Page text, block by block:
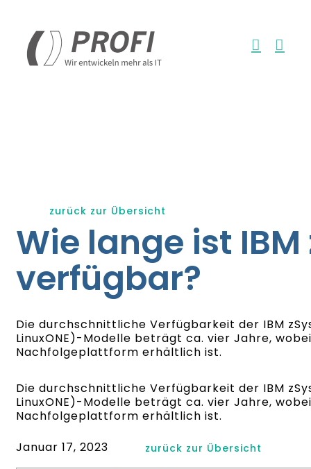
springen
zurück zur Übersicht
Wie lange ist IBM
verfügbar?
Die durchschnittliche Verfügbarkeit der IBM
LinuxONE)-Modelle beträgt ca. vier Jahre,
Nachfolgeplattform erhältlich ist.
Die durchschnittliche Verfügbarkeit der IBM
LinuxONE)-Modelle beträgt ca. vier Jahre,
Nachfolgeplattform erhältlich ist.
Januar 17, 2023
zurück zur Übersicht